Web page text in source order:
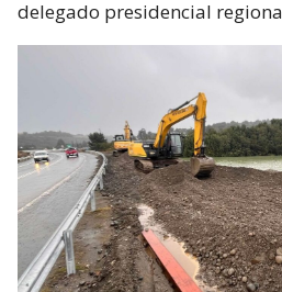
delegado presidencial